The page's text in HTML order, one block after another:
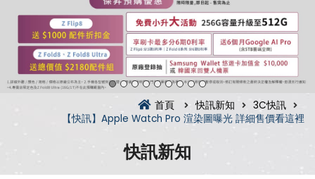
首頁 快訊新知
3C快訊
【快訊】Apple Watch Pro 渲染圖曝光 詳細售價看這裡
快訊新知